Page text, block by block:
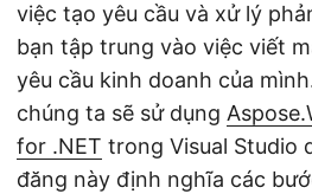
việc tạo yêu cầu và xử lý
bạn tập trung vào việc viết
yêu cầu kinh doanh của
chúng ta sẽ sử dụng
for .NET trong Visual Studio
đăng này định nghĩa các